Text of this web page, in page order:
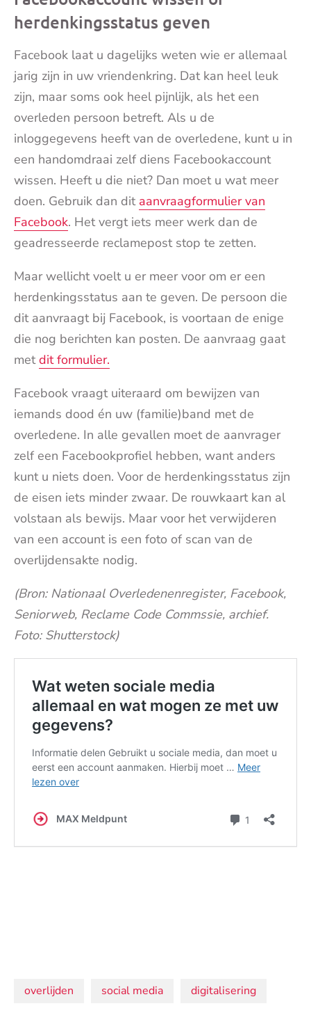
herdenkingsstatus geven
Facebook laat u dagelijks weten wie er allemaal
jarig zijn in uw vriendenkring. Dat kan heel leuk
zijn, maar soms ook heel pijnlijk, als het een
overleden persoon betreft. Als u de
inloggegevens heeft van de overledene, kunt u in
een handomdraai zelf diens Facebookaccount
wissen. Heeft u die niet? Dan moet u wat meer
doen. Gebruik dan dit aanvraagformulier van
Facebook. Het vergt iets meer werk dan de
geadresseerde reclamepost stop te zetten.
Maar wellicht voelt u er meer voor om er een
herdenkingsstatus aan te geven. De persoon die
dit aanvraagt bij Facebook, is voortaan de enige
die nog berichten kan posten. De aanvraag gaat
metdit formulier.
Facebook vraagt uiteraard om bewijzen van
iemands dood én uw (familie)band met de
overledene. In alle gevallen moet de aanvrager
zelf een Facebookprofiel hebben, want anders
kunt u niets doen. Voor de herdenkingsstatus zijn
de eisen iets minder zwaar. De rouwkaart kan al
volstaan als bewijs. Maar voor het verwijderen
van een account is een foto of scan van de
overlijdensakte nodig.
(Bron: Nationaal Overledenenregister, Facebook,
Seniorweb, Reclame Code Commssie, archief.
Foto: Shutterstock)
Onderwerpen:
overlijden social media digitalisering